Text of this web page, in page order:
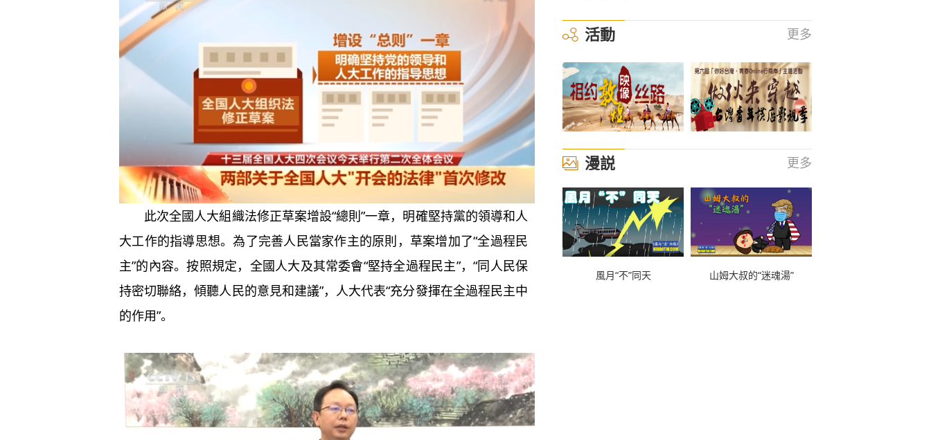
此次全國人大組織法修正草案增設“總則”一章，明確堅持黨的領導和人
大工作的指導思想。為了完善人民當家作主的原則，草案增加了“全過程民
主”的內容。按照規定，全國人大及其常委會“堅持全過程民主”，“同人民保
持密切聯絡，傾聽人民的意見和建議”，人大代表“充分發揮在全過程民主中
的作用”。
活動 更多
漫説 更多
風月“不”同天 山姆大叔的“迷魂湯”